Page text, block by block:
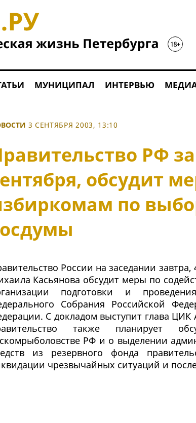
МУНИЦИПАЛ ИНТЕРВЬЮ
3 СЕНТЯБРЯ 2003, 13:10
РФ
обсудит
по
России на заседании
Касьянова обсудит меры по
подготовки и
Собрания Российской
С докладом выступит глава
также планирует
РФ и о выделении
из резервного фонда
чрезвычайных ситуаций и